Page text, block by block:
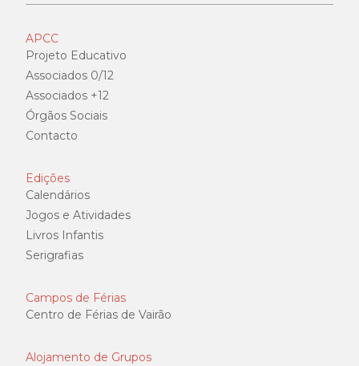
APCC
Projeto Educativo
Associados 0/12
Associados +12
Órgãos Sociais
Contacto
Edições
Calendários
Jogos e Atividades
Livros Infantis
Serigrafias
Campos de Férias
Centro de Férias de Vairão
Alojamento de Grupos